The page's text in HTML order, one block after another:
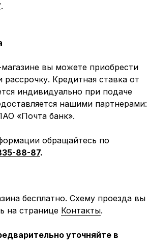
.
вы можете приобрести
рассрочку. Кредитная ставка от
индивидуально при подаче
нашими партнерами:
«Почта банк».
обращайтесь по
88-87.
бесплатно. Схему проезда вы
на странице Контакты.
уточняйте в